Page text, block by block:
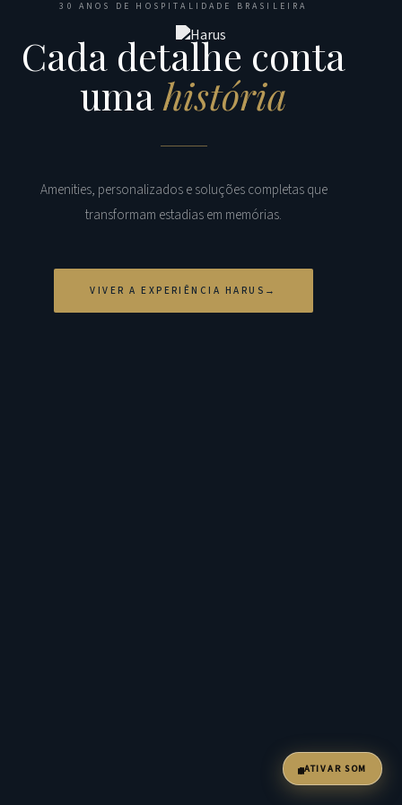
30 ANOS DE HOSPITALIDADE BRASILEIRA
Cada detalhe conta
umahistória
Amenities, personalizados e soluções completas que
transformam estadias em memórias.
VIVER A EXPERIÊNCIA HARUS
ATIVAR SOM